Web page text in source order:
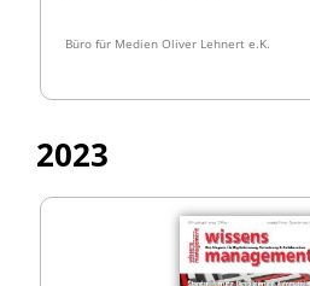
Büro für Medien Oliver Lehnert e.K.
2023